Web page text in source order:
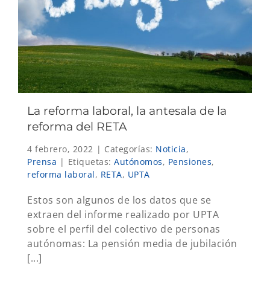
La reforma laboral, la antesala de la
reforma del RETA
4 febrero, 2022 | Categorías: Noticia,
Prensa | Etiquetas: Autónomos, Pensiones,
reforma laboral, RETA, UPTA
Estos son algunos de los datos que se
extraen del informe realizado por UPTA
sobre el perfil del colectivo de personas
autónomas: La pensión media de jubilación
[...]